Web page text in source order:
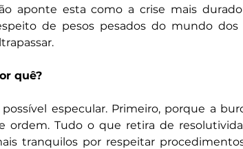
aponte esta como a crise mais
de pesos pesados do mundo
quê?
possível especular. Primeiro, porque a
ordem. Tudo o que retira de
tranquilos por respeitar